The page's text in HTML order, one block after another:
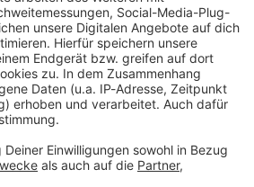
Studio Hotline
Kontaktformular
Sprachnachricht